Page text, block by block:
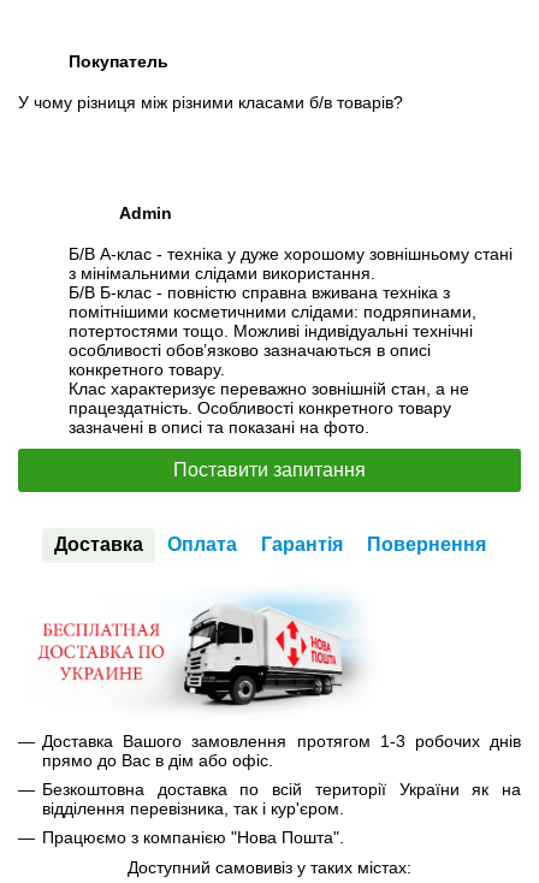
Покупатель
У чому різниця між різними класами б/в товарів?
Admin
Б/В А-клас - техніка у дуже хорошому зовнішньому стані
з мінімальними слідами використання.
Б/В Б-клас - повністю справна вживана техніка з
помітнішими косметичними слідами: подряпинами,
потертостями тощо. Можливі індивідуальні технічні
особливості обов’язково зазначаються в описі
конкретного товару.
Клас характеризує переважно зовнішній стан, а не
працездатність. Особливості конкретного товару
зазначені в описі та показані на фото.
Поставити запитання
Доставка Оплата Гарантія Повернення
Доставка Вашого замовлення протягом 1-3 робочих днів
прямо до Вас в дім або офіс.
Безкоштовна доставка по всій території України як на
відділення перевізника, так і кур'єром.
Працюємо з компанією "Нова Пошта".
Доступний самовивіз у таких містах: